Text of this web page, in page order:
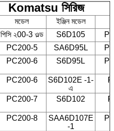
Komatsu সিরিজ
মডেল ইঞ্জিন মডেল
পিসি ২00-3 ওল্ড S6D105
PC200-5 SA6D95L
PC200-6 S6D95L
PC200-6
S6D102E -1-
এ
PC200-7 S6D102
PC200-8
SAA6D107E
-1